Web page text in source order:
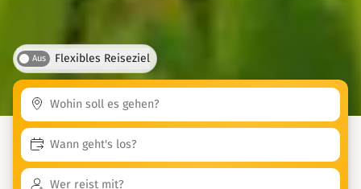
Aus Flexibles Reiseziel